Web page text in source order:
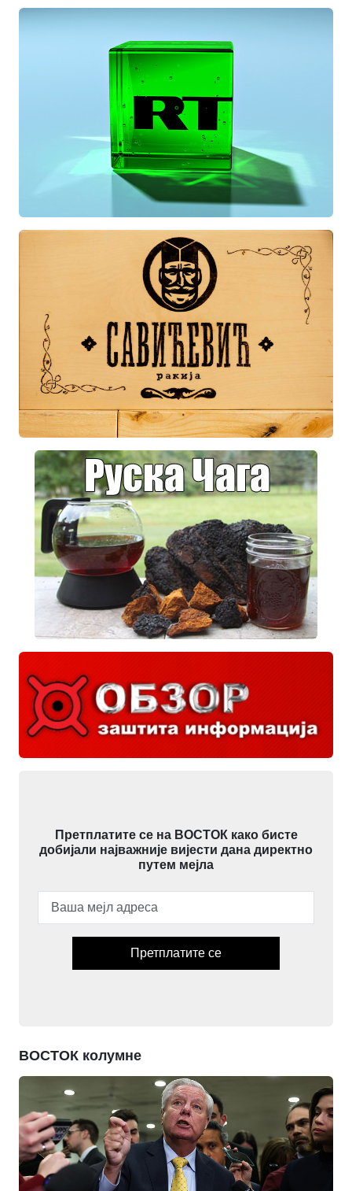
Претплатите се на ВОСТОК како бисте
добијали најважније вијести дана директно
путем мејла
Претплатите се
ВОСТОК колумне